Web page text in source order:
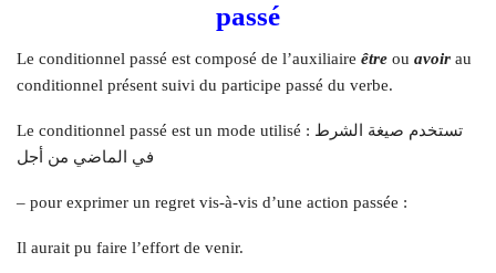
passé
Le conditionnel passé est composé de l’auxiliaire être ou avoir au
conditionnel présent suivi du participe passé du verbe.
Le conditionnel passé est un mode utilisé : تستخدم صيغة الشرط
في الماضي من أجل
– pour exprimer un regret vis-à-vis d’une action passée :
Il aurait pu faire l’effort de venir.